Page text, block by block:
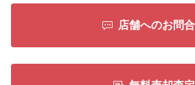
店舗へのお問